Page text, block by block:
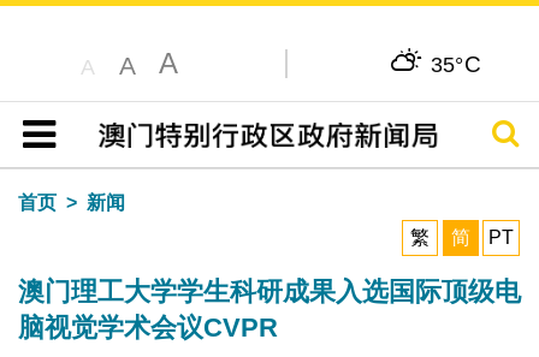
A A A 35°C
目录
搜寻
首页
新闻
繁
简 PT
澳门理工大学学生科研成果入选国际顶级电
脑视觉学术会议CVPR